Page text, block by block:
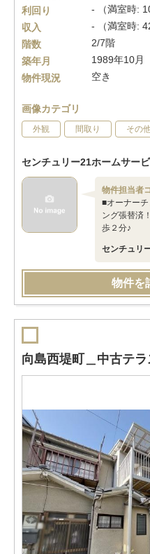
利回り
- （満室時:
収入
- （満室時:
階数
2/7階
築年月
1989年10月
物件現況
空き
画像カテゴリ
外観 間取り その
センチュリー21ホームサー
物件担当者
■オーナー
ング張替済
歩２分♪
センチュリ
物件を
向島西堤町＿中古テ